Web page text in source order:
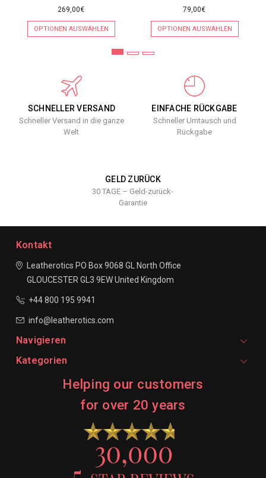
269,00€
OPTIONEN AUSWÄHLEN
79,00€
OPTIONEN AUSWÄHLEN
SCHNELLER VERSAND
Schneller Versand in die ganze
Welt
EINFACHE RÜCKGABE
Schneller Umtausch und
Rückgabe
GELD ZURÜCK
30 TAGE – Geld-zurück-
Garantie
Kontakt
Leatherotics PO Box 9068 GL North Office
GLOUCESTERGL3 9EWUnited Kingdom
+44 800 195 9941
info@leatherotics.com
Navigieren
Kategorien
Helping our customers
for over 20 years